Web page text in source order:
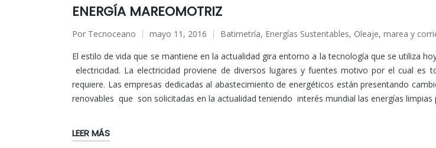
ENERGÍA MAREOMOTRIZ
Publicado
por
Por Tecnoceano mayo 11, 2016
Publicado
en
Batimetría, Energías Sustentables, Oleaje, marea y
El estilo de vida que se mantiene en la actualidad gira entorno a la tecnología que se utiliza
electricidad. La electricidad proviene de diversos lugares y fuentes motivo por el cual
requiere. Las empresas dedicadas al abastecimiento de energéticos están presentando
renovables que son solicitadas en la actualidad teniendo interés mundial las energías
LEER MÁS